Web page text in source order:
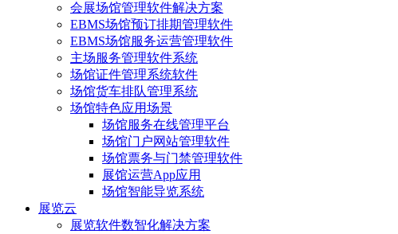
会展场馆管理软件解决方案
EBMS场馆预订排期管理软件
EBMS场馆服务运营管理软件
主场服务管理软件系统
场馆证件管理系统软件
场馆货车排队管理系统
场馆特色应用场景
场馆服务在线管理平台
场馆门户网站管理软件
场馆票务与门禁管理软件
展馆运营App应用
场馆智能导览系统
展览云
展览软件数智化解决方案